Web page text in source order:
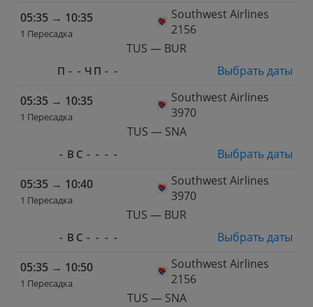
05:35 → 10:35
1 Пересадка
Southwest Airlines
2156
TUS — BUR
П - - Ч П - -
Выбрать даты
05:35 → 10:35
1 Пересадка
Southwest Airlines
3970
TUS — SNA
- В С - - - -
Выбрать даты
05:35 → 10:40
1 Пересадка
Southwest Airlines
3970
TUS — BUR
- В С - - - -
Выбрать даты
05:35 → 10:50
1 Пересадка
Southwest Airlines
2156
TUS — SNA